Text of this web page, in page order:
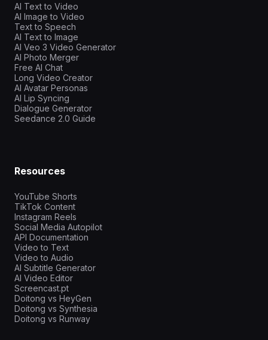
AI Text to Video
AI Image to Video
Text to Speech
AI Text to Image
AI Veo 3 Video Generator
AI Photo Merger
Free AI Chat
Long Video Creator
AI Avatar Personas
AI Lip Syncing
Dialogue Generator
Seedance 2.0 Guide
Resources
YouTube Shorts
TikTok Content
Instagram Reels
Social Media Autopilot
API Documentation
Video to Text
Video to Audio
AI Subtitle Generator
AI Video Editor
Screencast.pt
Doitong vs HeyGen
Doitong vs Synthesia
Doitong vs Runway